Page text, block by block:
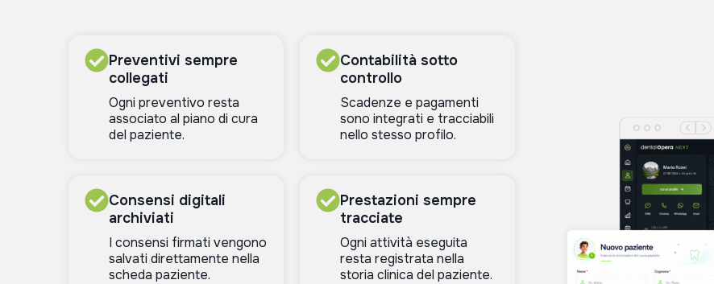
Preventivi sempre
collegati
Ogni preventivo resta
associato al piano di cura
del paziente.
Consensi digitali
archiviati
I consensi firmati vengono
salvati direttamente nella
scheda paziente.
Contabilità sotto
controllo
Scadenze e pagamenti
sono integrati e tracciabili
nello stesso profilo.
Prestazioni sempre
tracciate
Ogni attività eseguita
resta registrata nella
storia clinica del paziente.